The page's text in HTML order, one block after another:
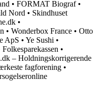
• FORMAT Biograf•
Nord • Skindhuset
•
• Wonderbox France • Otto
ApS • Ye Sushi •
Folkesparekassen •
– Holdningskorrigerende
fagforening •